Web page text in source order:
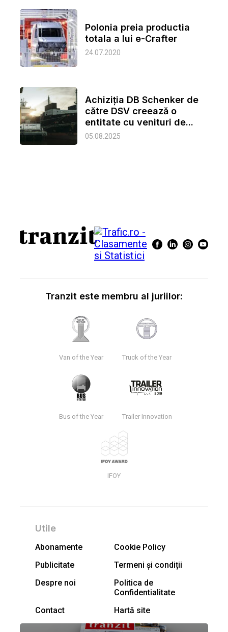
Polonia preia productia
totala a lui e-Crafter
24.07.2020
Achiziția DB Schenker de
către DSV creează o
entitate cu venituri de...
05.08.2025
Tranzit este membru al juriilor:
Van of the Year Truck of the Year
Bus of the Year Trailer Innovation
IFOY
Utile
Abonamente
Cookie Policy
Publicitate
Termeni și condiții
Despre noi
Politica de
Confidentialitate
Contact
Hartă site